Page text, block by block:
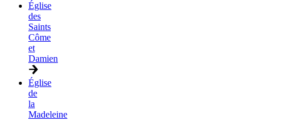
Église
des
Saints
Côme
et
Damien
Église
de
la
Madeleine